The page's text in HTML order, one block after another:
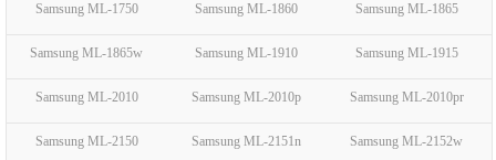
Samsung ML-1750 Samsung ML-1860 Samsung ML-1865
Samsung ML-1865w Samsung ML-1910 Samsung ML-1915
Samsung ML-2010 Samsung ML-2010p Samsung ML-2010pr
Samsung ML-2150 Samsung ML-2151n Samsung ML-2152w